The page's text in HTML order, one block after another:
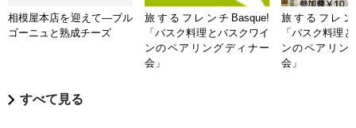
相模屋本店を迎えて―ブル
ゴーニュと熟成チーズ
旅するフレンチBasque!
「バスク料理とバスクワイ
ンのペアリングディナー
会」
旅するフレン
「バスク料理
ンのペアリン
会」
すべて見る